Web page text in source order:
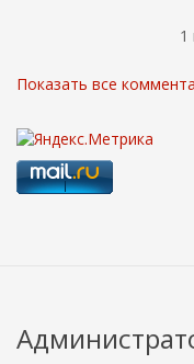
1
Показать все